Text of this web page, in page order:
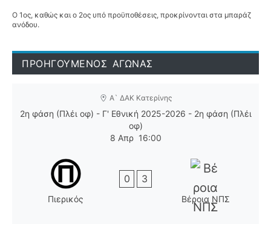
Ο 1ος, καθώς και ο 2ος υπό προϋποθέσεις, προκρίνονται στα μπαράζ
ανόδου.
ΠΡΟΗΓΟΥΜΕΝΟΣ ΑΓΩΝΑΣ
Α` ΔΑΚ Κατερίνης
2η φάση (Πλέι οφ) - Γ' Εθνική 2025-2026 - 2η φάση (Πλέι
οφ)
8 Απρ 16:00
Πιερικός
0 3
Βέροια ΝΠΣ